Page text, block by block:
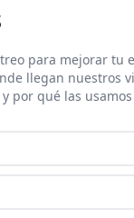
para mejorar
llegan nuestros
por qué las